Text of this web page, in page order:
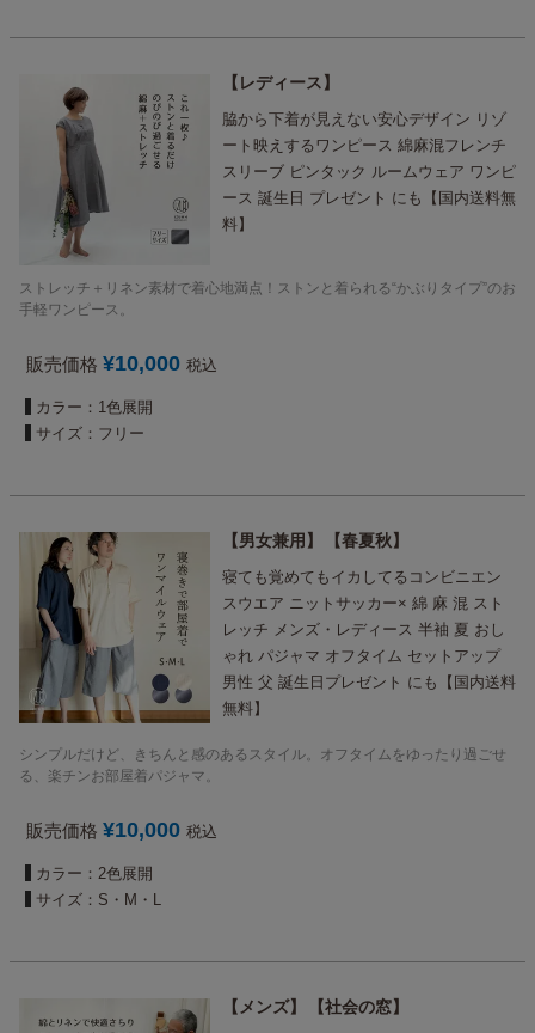
レディース
脇から下着が見えない安心デザイン リゾ
ート映えするワンピース 綿麻混フレンチ
スリーブ ピンタック ルームウェア ワンピ
ース 誕生日 プレゼント にも【国内送料無
料】
ストレッチ＋リネン素材で着心地満点！ストンと着られる“かぶりタイプ”のお
手軽ワンピース。
販売価格 ¥10,000 税込
カラー：1色展開
サイズ：フリー
男女兼用 春夏秋
寝ても覚めてもイカしてるコンビニエン
スウエア ニットサッカー× 綿 麻 混 スト
レッチ メンズ・レディース 半袖 夏 おし
ゃれ パジャマ オフタイム セットアップ
男性 父 誕生日プレゼント にも【国内送料
無料】
シンプルだけど、きちんと感のあるスタイル。オフタイムをゆったり過ごせ
る、楽チンお部屋着パジャマ。
販売価格 ¥10,000 税込
カラー：2色展開
サイズ：S・M・L
メンズ 社会の窓